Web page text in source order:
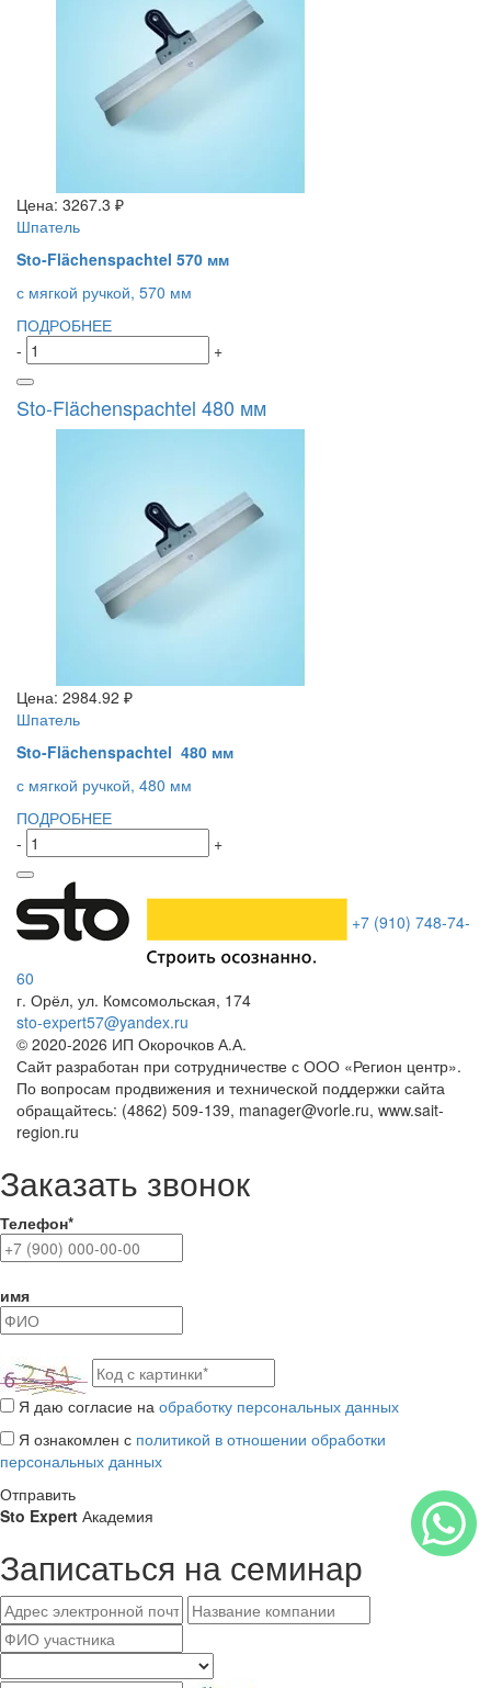
Цена: 3267.3 ₽
Шпатель
Sto-Flächenspachtel 570 мм
с мягкой ручкой, 570 мм
ПОДРОБНЕЕ
-
+
Sto-Flächenspachtel 480 мм
Цена: 2984.92 ₽
Шпатель
Sto-Flächenspachtel 480 мм
с мягкой ручкой, 480 мм
ПОДРОБНЕЕ
-
+
+7 (910) 748-74-
60
г. Орёл, ул. Комсомольская, 174
sto-expert57@yandex.ru
© 2020-2026 ИП Окорочков А.А.
Сайт разработан при сотрудничестве с ООО «Регион центр».
По вопросам продвижения и технической поддержки сайта
обращайтесь: (4862) 509-139, manager@vorle.ru, www.sait-
region.ru
Заказать звонок
Телефон*
имя
Я даю согласие на обработку персональных данных
Я ознакомлен с политикой в отношении обработки
персональных данных
Отправить
Sto Expert Академия
Записаться на семинар